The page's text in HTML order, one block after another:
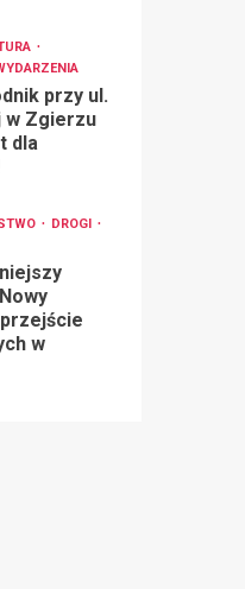
przy ul.
w Zgierzu
dla
DROGI
w